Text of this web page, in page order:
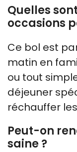
Quelles
occasions
Ce bol est
matin en
ou tout
déjeuner
réchauffer
Peut-on
saine ?